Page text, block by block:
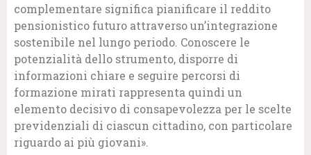
complementare significa pianificare il reddito
pensionistico futuro attraverso un’integrazione
sostenibile nel lungo periodo. Conoscere le
potenzialità dello strumento, disporre di
informazioni chiare e seguire percorsi di
formazione mirati rappresenta quindi un
elemento decisivo di consapevolezza per le scelte
previdenziali di ciascun cittadino, con particolare
riguardo ai più giovani».